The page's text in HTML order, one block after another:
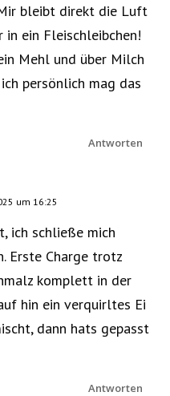
bleibt direkt die Luft
in ein Fleischleibchen!
Mehl und über Milch
persönlich mag das
Antworten
um 16:25
ich schließe mich
Erste Charge trotz
komplett in der
hin ein verquirltes Ei
dann hats gepasst
Antworten